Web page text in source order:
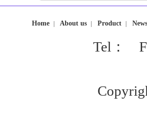
Home About us Product
Tel：